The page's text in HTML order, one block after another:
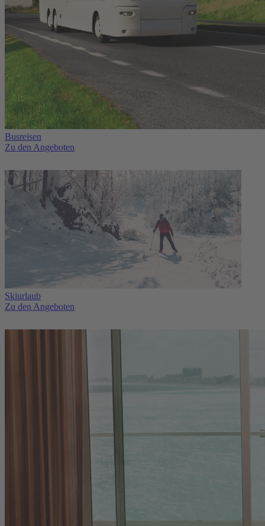
Busreisen
Zu den Angeboten
Skiurlaub
Zu den Angeboten